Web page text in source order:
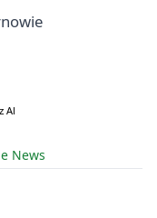
News